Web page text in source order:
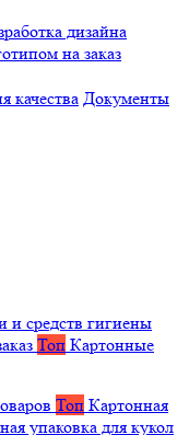
дизайна
на заказ
качества Документы
и средств гигиены
Топ Картонные
Топ Картонная
упаковка для кукол